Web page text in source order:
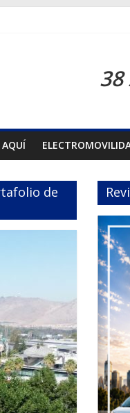
Públicas 2026
38
AQUÍ
de